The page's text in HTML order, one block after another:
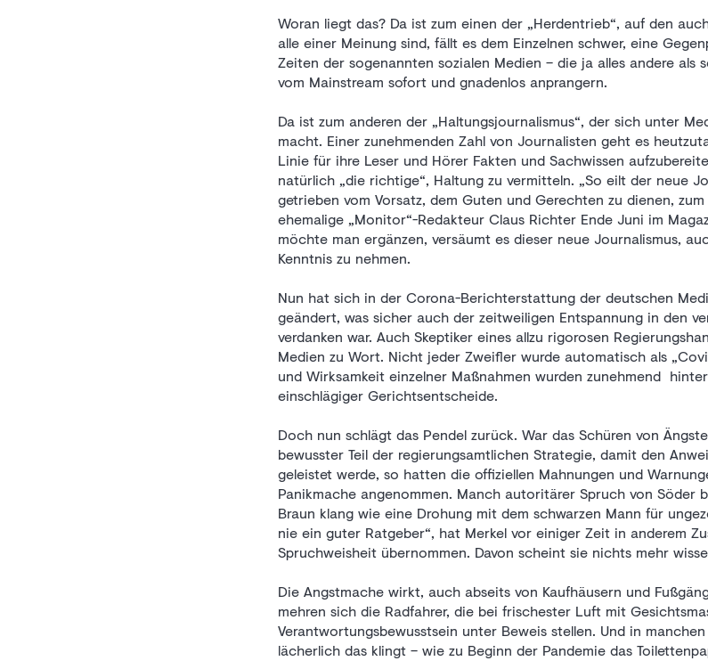
Woran liegt das? Da ist zum einen der „Herdentrieb“, auf den
alle einer Meinung sind, fällt es dem Einzelnen schwer, eine
Zeiten der sogenannten sozialen Medien – die ja alles andere als
vom Mainstream sofort und gnadenlos anprangern.
Da ist zum anderen der „Haltungsjournalismus“, der sich unter
macht. Einer zunehmenden Zahl von Journalisten geht es
Linie für ihre Leser und Hörer Fakten und Sachwissen
natürlich „die richtige“, Haltung zu vermitteln. „So eilt der neue
getrieben vom Vorsatz, dem Guten und Gerechten zu dienen,
ehemalige „Monitor“-Redakteur Claus Richter Ende Juni im
möchte man ergänzen, versäumt es dieser neue Journalismus,
Kenntnis zu nehmen.
Nun hat sich in der Corona-Berichterstattung der deutschen
geändert, was sicher auch der zeitweiligen Entspannung in den
verdanken war. Auch Skeptiker eines allzu rigorosen
Medien zu Wort. Nicht jeder Zweifler wurde automatisch als
und Wirksamkeit einzelner Maßnahmen wurden zunehmend
einschlägiger Gerichtsentscheide.
Doch nun schlägt das Pendel zurück. War das Schüren von
bewusster Teil der regierungsamtlichen Strategie, damit den
geleistet werde, so hatten die offiziellen Mahnungen und
Panikmache angenommen. Manch autoritärer Spruch von Söder
Braun klang wie eine Drohung mit dem schwarzen Mann für
nie ein guter Ratgeber“, hat Merkel vor einiger Zeit in anderem
Spruchweisheit übernommen. Davon scheint sie nichts mehr
Die Angstmache wirkt, auch abseits von Kaufhäusern und
mehren sich die Radfahrer, die bei frischester Luft mit
Verantwortungsbewusstsein unter Beweis stellen. Und in
lächerlich das klingt – wie zu Beginn der Pandemie das